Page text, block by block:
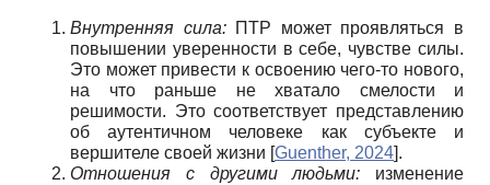
Внутренняя сила: ПТР может проявляться в
повышении уверенности в себе, чувстве силы.
Это может привести к освоению чего-то нового,
на что раньше не хватало смелости и
решимости. Это соответствует представлению
об аутентичном человеке как субъекте и
вершителе своей жизни [Guenther, 2024].
Отношения с другими людьми: изменение